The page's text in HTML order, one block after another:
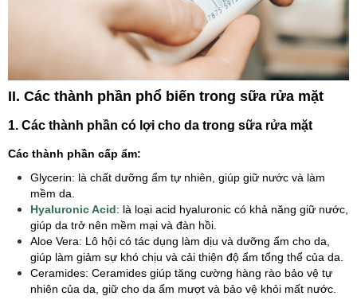
II. Các thành phần phổ biến trong sữa rửa mặt
1. Các thành phần có lợi cho da trong sữa rửa mặt
Các thành phần cấp ẩm:
Glycerin: là chất dưỡng ẩm tự nhiên, giúp giữ nước và làm
mềm da.
Hyaluronic Acid: là loại acid hyaluronic có khả năng giữ nước,
giúp da trở nên mềm mại và đàn hồi.
Aloe Vera: Lô hội có tác dụng làm dịu và dưỡng ẩm cho da,
giúp làm giảm sự khó chịu và cải thiện độ ẩm tổng thể của da.
Ceramides: Ceramides giúp tăng cường hàng rào bảo vệ tự
nhiên của da, giữ cho da ẩm mượt và bảo vệ khỏi mất nước.